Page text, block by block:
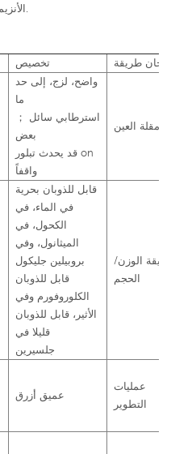
الأنزيمية المهمة لاستقلاب البروتين في الظهارة.
تخصيص طريقة
واضح، لزج، إلى حد
ما
استرطابي سائل
；
بعض
قد يحدث تبلور on
واقفاً
مقلة العين
قابل للذوبان بحرية
في الماء، في
الكحول، في
الميثانول، وفي
بروبيلين جليكول
قابل للذوبان
الكلوروفورم وفي
الأثير، قابل للذوبان
قليلا في
جلسيرين
الوزن/
الحجم
عميق أزرق
عمليات
التطوير